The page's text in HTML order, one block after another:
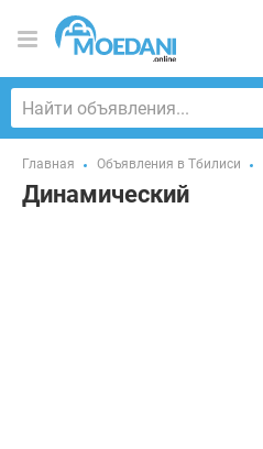
Главная Объявления в Тбилиси
Динамический